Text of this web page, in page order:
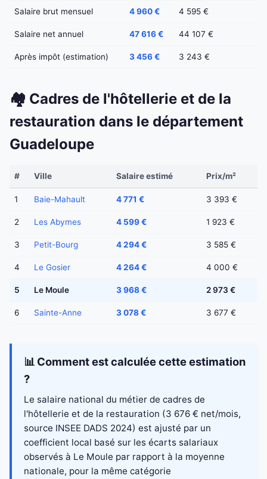
Salaire brut mensuel 4 960 € 4 595 €
Salaire net annuel 47 616 € 44 107 €
Après impôt (estimation) 3 456 € 3 243 €
🏘️ Cadres de l'hôtellerie et de la
restauration dans le département
Guadeloupe
# Ville Salaire estimé Prix/m²
1 Baie-Mahault 4 771 € 3 393 €
2 Les Abymes 4 599 € 1 923 €
3 Petit-Bourg 4 294 € 3 585 €
4 Le Gosier 4 264 € 4 000 €
5 Le Moule 3 968 € 2 973 €
6 Sainte-Anne 3 078 € 3 677 €
📊 Comment est calculée cette estimation
?
Le salaire national du métier de cadres de
l'hôtellerie et de la restauration (3 676 € net/mois,
source INSEE DADS 2024) est ajusté par un
coefficient local basé sur les écarts salariaux
observés à Le Moule par rapport à la moyenne
nationale, pour la même catégorie